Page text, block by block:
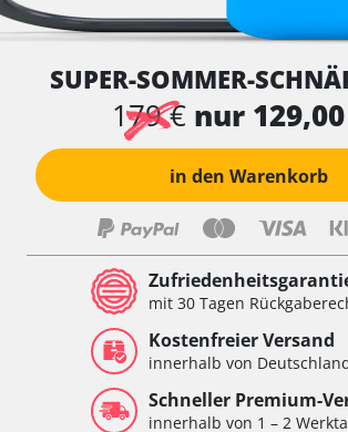
SUPER-SOMMER-
179 € nur
in den Warenkorb
mit 30 Tagen
Kostenfreier Versand
innerhalb von
Schneller Premium-
innerhalb von 1 – 2